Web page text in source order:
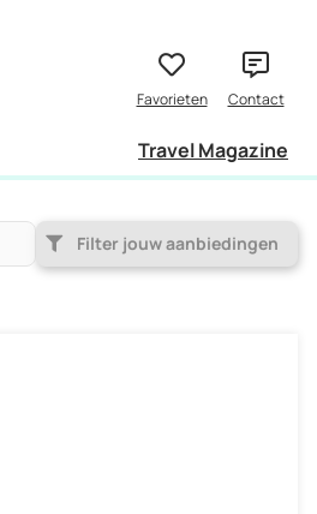
Travel Magazine
Filter jouw aanbiedingen